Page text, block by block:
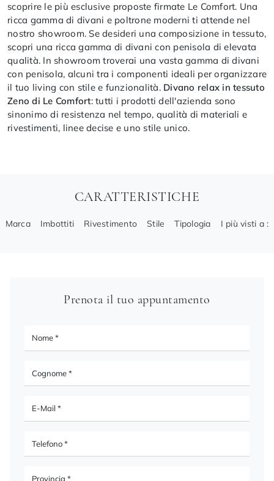
scoprire le più esclusive proposte firmate Le Comfort. Una
ricca gamma di divani e poltrone moderni ti attende nel
nostro showroom. Se desideri una composizione in tessuto,
scopri una ricca gamma di divani con penisola di elevata
qualità. In showroom troverai una vasta gamma di divani
con penisola, alcuni tra i componenti ideali per organizzare
il tuo living con stile e funzionalità. Divano relax in tessuto
Zeno di Le Comfort: tutti i prodotti dell'azienda sono
sinonimo di resistenza nel tempo, qualità di materiali e
rivestimenti, linee decise e uno stile unico.
CARATTERISTICHE
Marca Imbottiti Rivestimento Stile Tipologia I più visti a :
Prenota il tuo appuntamento